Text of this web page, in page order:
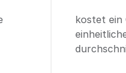
kostet ein